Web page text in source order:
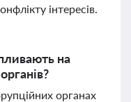
інтересів.
на
органах